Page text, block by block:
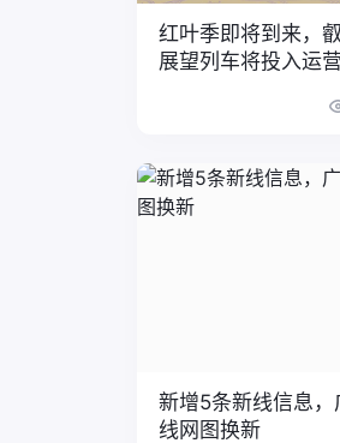
红叶季即将到来，
展望列车将投入运营
新增5条新线信息，
线网图换新